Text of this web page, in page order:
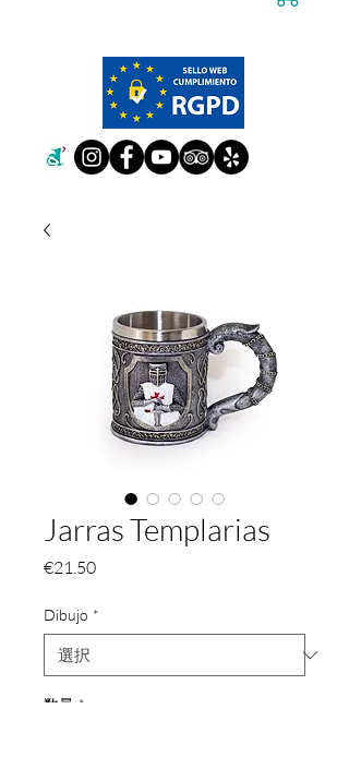
Jarras Templarias
€21.50価
Dibujo *
数量 *